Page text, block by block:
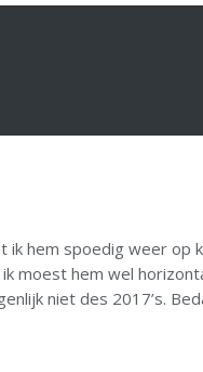
ik hem spoedig weer op
moest hem wel
niet des 2017’s.